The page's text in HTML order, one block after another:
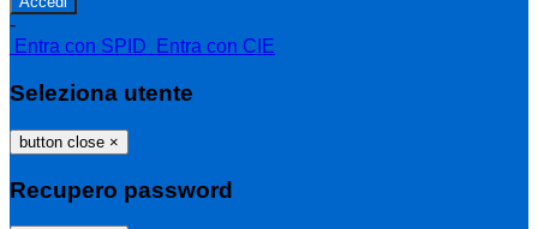
-
Entra con SPID
Entra con CIE
Seleziona utente
button close ×
Recupero password